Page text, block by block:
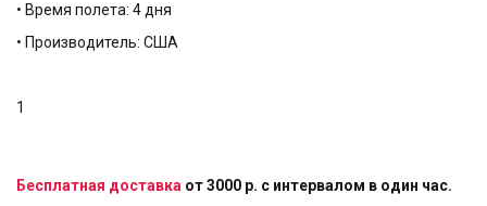
• Время полета: 4 дня
• Производитель: США
1
Бесплатная доставка от 3000 р. с интервалом в один час.